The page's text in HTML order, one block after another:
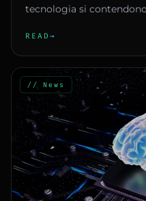
tecnologia si
READ →
// News